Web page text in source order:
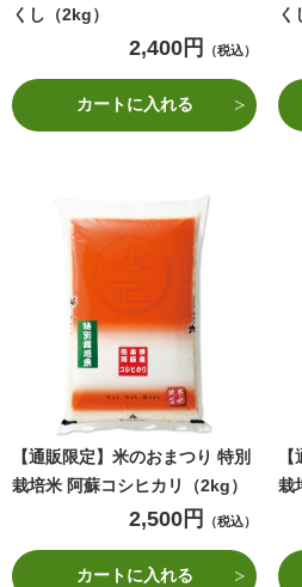
くし（2kg）
2,400円 （税込）
カートに入れる
く
【通販限定】米のおまつり 特別
栽培米 阿蘇コシヒカリ（2kg）
2,500円 （税込）
カートに入れる
栽